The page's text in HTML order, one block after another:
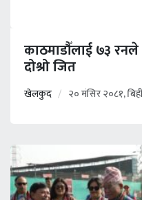
काठमाडौँलाई ७३ रनले
दोश्रो जित
खेलकुद २० मंसिर २०८१,